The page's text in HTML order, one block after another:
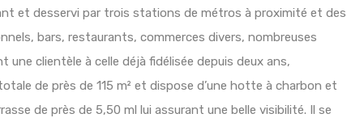
et desservi par trois stations de métros à proximité et des
bars, restaurants, commerces divers, nombreuses
clientèle à celle déjà fidélisée depuis deux ans,
de près de 115 m² et dispose d’une hotte à charbon et
de près de 5,50 ml lui assurant une belle visibilité. Il se